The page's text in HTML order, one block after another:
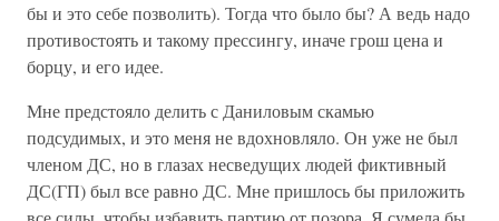
бы и это себе позволить). Тогда что было бы? А ведь надо
противостоять и такому прессингу, иначе грош цена и
борцу, и его идее.
Мне предстояло делить с Даниловым скамью
подсудимых, и это меня не вдохновляло. Он уже не был
членом ДС, но в глазах несведущих людей фиктивный
ДС(ГП) был все равно ДС. Мне пришлось бы приложить